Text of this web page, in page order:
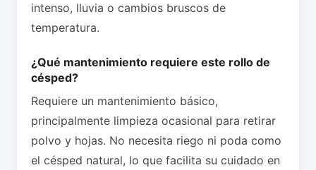
intenso, lluvia o cambios bruscos de
temperatura.
¿Qué mantenimiento requiere este rollo de
césped?
Requiere un mantenimiento básico,
principalmente limpieza ocasional para retirar
polvo y hojas. No necesita riego ni poda como
el césped natural, lo que facilita su cuidado en